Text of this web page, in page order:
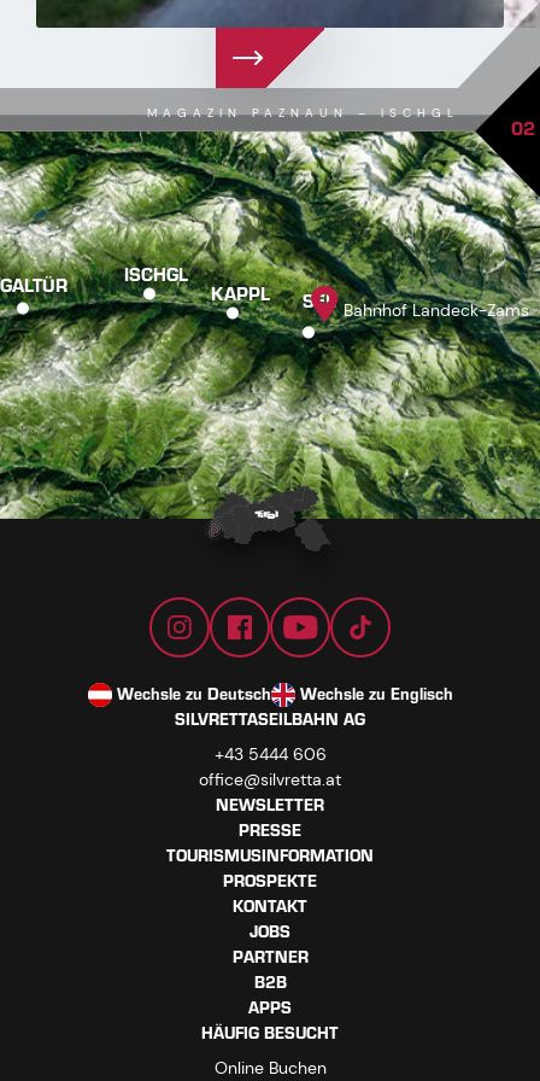
MAGAZIN PAZNAUN – ISCHGL 02
GALTÜR ISCHGL
KAPPL SEE Bahnhof Landeck-Zams
Wechsle zu Deutsch
Wechsle zu Englisch
SILVRETTASEILBAHN AG
+43 5444 606
office@silvretta.at
NEWSLETTER
PRESSE
TOURISMUSINFORMATION
PROSPEKTE
KONTAKT
JOBS
PARTNER
B2B
APPS
HÄUFIG BESUCHT
Online Buchen